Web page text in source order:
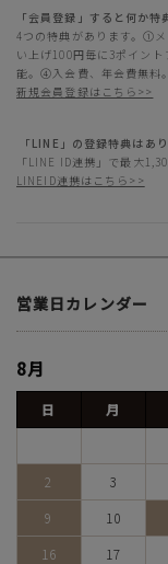
「会員登録」すると何か特
4つの特典があります。①
い上げ100円毎に3ポイン
能。④入会費、年会費無料。
新規会員登録はこちら>>
「LINE」の登録特典はあ
「LINE ID連携」で最大
LINEID連携はこちら>>
営業日カレンダー
8月
日 月
2
3
9
10
16
17